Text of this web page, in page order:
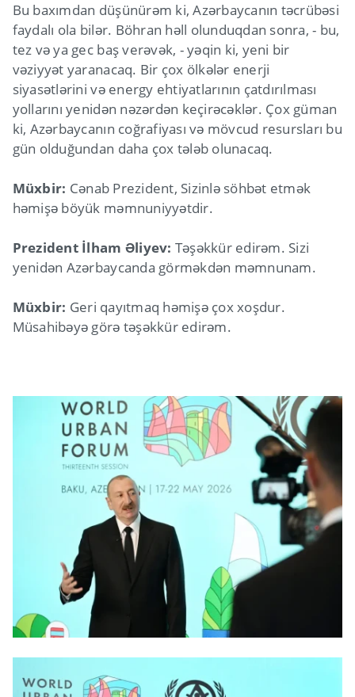
Bu baxımdan düşünürəm ki, Azərbaycanın təcrübəsi
faydalı ola bilər. Böhran həll olunduqdan sonra, - bu,
tez və ya gec baş verəvək, - yəqin ki, yeni bir
vəziyyət yaranacaq. Bir çox ölkələr enerji
siyasətlərini və energy ehtiyatlarının çatdırılması
yollarını yenidən nəzərdən keçirəcəklər. Çox güman
ki, Azərbaycanın coğrafiyası və mövcud resursları bu
gün olduğundan daha çox tələb olunacaq.
Müxbir: Cənab Prezident, Sizinlə söhbət etmək
həmişə böyük məmnuniyyətdir.
Prezident İlham Əliyev: Təşəkkür edirəm. Sizi
yenidən Azərbaycanda görməkdən məmnunam.
Müxbir: Geri qayıtmaq həmişə çox xoşdur.
Müsahibəyə görə təşəkkür edirəm.